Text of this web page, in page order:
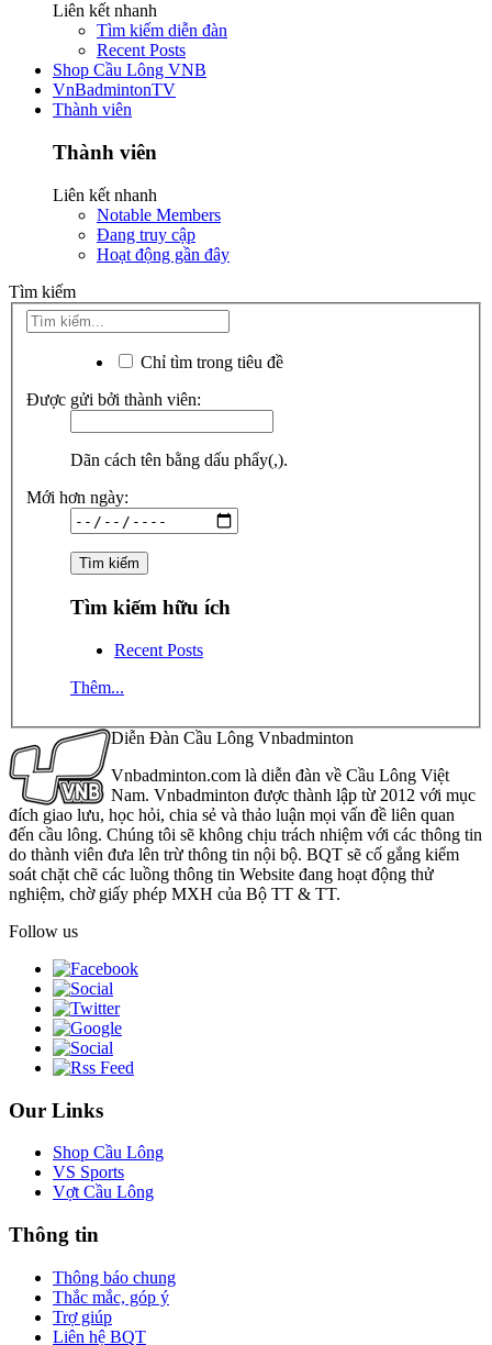
Liên kết nhanh
Tìm kiếm diễn đàn
Recent Posts
Shop Cầu Lông VNB
VnBadmintonTV
Thành viên
Thành viên
Liên kết nhanh
Notable Members
Đang truy cập
Hoạt động gần đây
Tìm kiếm
Chỉ tìm trong tiêu đề
Được gửi bởi thành viên:
Dãn cách tên bằng dấu phẩy(,).
Mới hơn ngày:
Tìm kiếm hữu ích
Recent Posts
Thêm...
Diễn Đàn Cầu Lông Vnbadminton
Vnbadminton.com là diễn đàn về Cầu Lông Việt
Nam. Vnbadminton được thành lập từ 2012 với mục
đích giao lưu, học hỏi, chia sẻ và thảo luận mọi vấn đề liên quan
đến cầu lông. Chúng tôi sẽ không chịu trách nhiệm với các thông tin
do thành viên đưa lên trừ thông tin nội bộ. BQT sẽ cố gắng kiểm
soát chặt chẽ các luồng thông tin Website đang hoạt động thử
nghiệm, chờ giấy phép MXH của Bộ TT & TT.
Follow us
Our Links
Shop Cầu Lông
VS Sports
Vợt Cầu Lông
Thông tin
Thông báo chung
Thắc mắc, góp ý
Trợ giúp
Liên hệ BQT